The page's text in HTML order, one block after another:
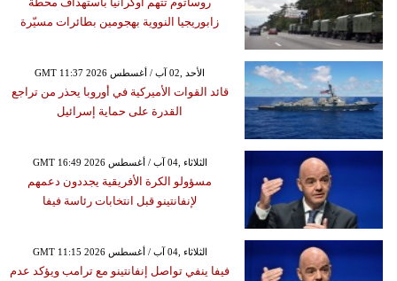
زابوريجيا النووية بهجومين بطائرات مسيّرة
GMT 11:37 2026 الأحد ,02 آب / أغسطس
قائد القوات الأميركية في أوروبا يحذر من تراجع
القدرة على حماية إسرائيل
GMT 16:49 2026 الثلاثاء ,04 آب / أغسطس
مسؤولو الكرة الأفريقية يجددون دعمهم
لإنفانتينو قبل انتخابات رئاسة فيفا
GMT 11:15 2026 الثلاثاء ,04 آب / أغسطس
فيفا ينفي تواصل إنفانتينو مع ترامب ويؤكد عدم